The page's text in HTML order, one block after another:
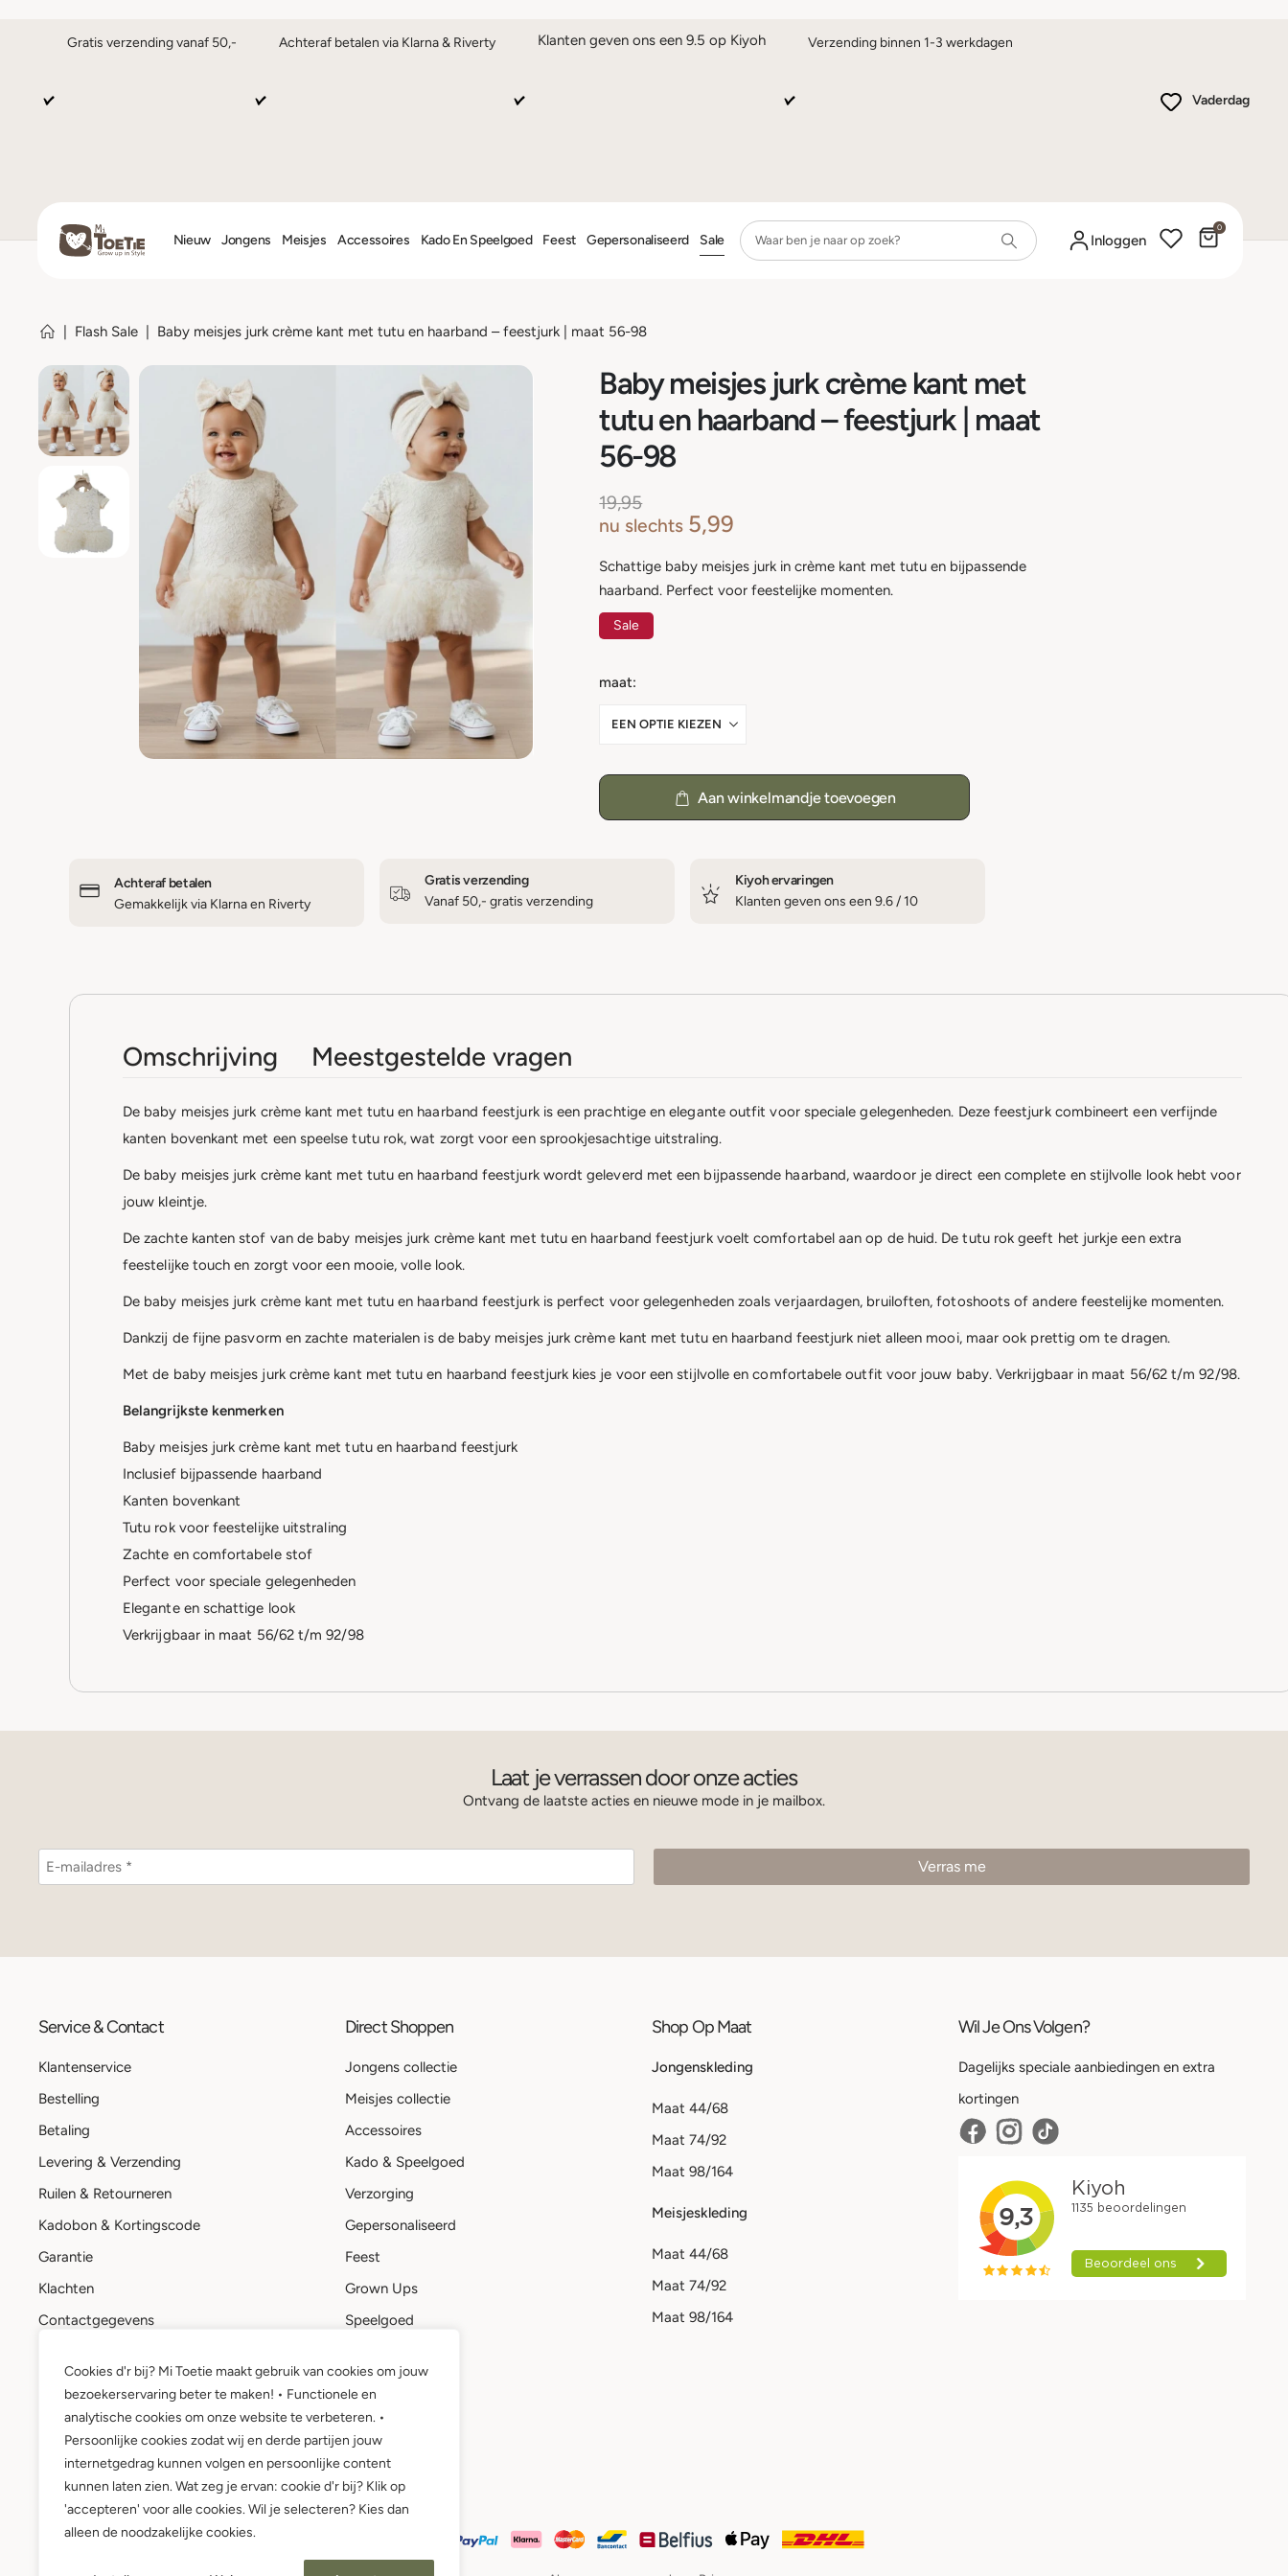
Cookies d'r bij? Mi Toetie maakt gebruik van cookies om jouw
bezoekerservaring beter te maken! • Functionele en
analytische cookies om onze website te verbeteren. •
Persoonlijke cookies zodat wij en derde partijen jouw
internetgedrag kunnen volgen en persoonlijke content
kunnen laten zien. Wat zeg je ervan: cookie d'r bij? Klik op
'accepteren' voor alle cookies. Wil je selecteren? Kies dan
alleen de noodzakelijke cookies.
Gratis verzending vanaf 50,- Achteraf betalen via Klarna & Riverty Klanten geven ons een 9.5 op Kiyoh Verzending binnen 1-3 werkdagen
Vaderdag
Nieuw Jongens Meisjes Accessoires Kado En Speelgoed Feest Gepersonaliseerd Sale Inloggen
0
Flash Sale Baby meisjes jurk crème kant met tutu en haarband – feestjurk | maat 56-98
Baby meisjes jurk crème kant met
tutu en haarband – feestjurk | maat
56-98
19,95
nu slechts 5,99
Schattige baby meisjes jurk in crème kant met tutu en bijpassende
haarband. Perfect voor feestelijke momenten.
Sale
maat
Aan winkelmandje toevoegen
Achteraf betalen
Gemakkelijk via Klarna en Riverty
Gratis verzending
Vanaf 50,- gratis verzending
Kiyoh ervaringen
Klanten geven ons een 9.6 / 10
Omschrijving Meestgestelde vragen
De baby meisjes jurk crème kant met tutu en haarband feestjurk is een prachtige en elegante outfit voor speciale gelegenheden. Deze feestjurk combineert een verfijnde
kanten bovenkant met een speelse tutu rok, wat zorgt voor een sprookjesachtige uitstraling.
De baby meisjes jurk crème kant met tutu en haarband feestjurk wordt geleverd met een bijpassende haarband, waardoor je direct een complete en stijlvolle look hebt voor
jouw kleintje.
De zachte kanten stof van de baby meisjes jurk crème kant met tutu en haarband feestjurk voelt comfortabel aan op de huid. De tutu rok geeft het jurkje een extra
feestelijke touch en zorgt voor een mooie, volle look.
De baby meisjes jurk crème kant met tutu en haarband feestjurk is perfect voor gelegenheden zoals verjaardagen, bruiloften, fotoshoots of andere feestelijke momenten.
Dankzij de fijne pasvorm en zachte materialen is de baby meisjes jurk crème kant met tutu en haarband feestjurk niet alleen mooi, maar ook prettig om te dragen.
Met de baby meisjes jurk crème kant met tutu en haarband feestjurk kies je voor een stijlvolle en comfortabele outfit voor jouw baby. Verkrijgbaar in maat 56/62 t/m 92/98.
Belangrijkste kenmerken
Baby meisjes jurk crème kant met tutu en haarband feestjurk
Inclusief bijpassende haarband
Kanten bovenkant
Tutu rok voor feestelijke uitstraling
Zachte en comfortabele stof
Perfect voor speciale gelegenheden
Elegante en schattige look
Verkrijgbaar in maat 56/62 t/m 92/98
Laat je verrassen door onze acties
Ontvang de laatste acties en nieuwe mode in je mailbox.
Service & Contact
Klantenservice
Bestelling
Betaling
Levering & Verzending
Ruilen & Retourneren
Kadobon & Kortingscode
Garantie
Klachten
Contactgegevens
Mi Toetie account
Wie is Mi Toetie?
Direct Shoppen
Jongens collectie
Meisjes collectie
Accessoires
Kado & Speelgoed
Verzorging
Gepersonaliseerd
Feest
Grown Ups
Speelgoed
Shop Op Maat
Jongenskleding
Maat 44/68
Maat 74/92
Maat 98/164
Meisjeskleding
Maat 44/68
Maat 74/92
Maat 98/164
Wil Je Ons Volgen?
Dagelijks speciale aanbiedingen en extra
kortingen